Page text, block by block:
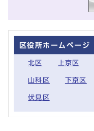
区役所ホームページ
北区 上京区
山科区 下京区
伏見区